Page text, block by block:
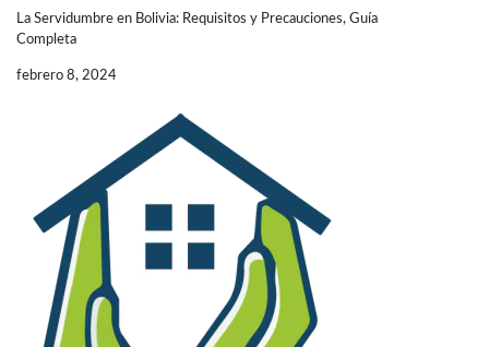
La Servidumbre en Bolivia: Requisitos y Precauciones, Guía
Completa
febrero 8, 2024